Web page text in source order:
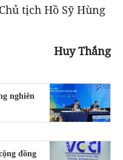
tịch Hồ Sỹ Hùng
Huy Thắng
nghiên
đồng